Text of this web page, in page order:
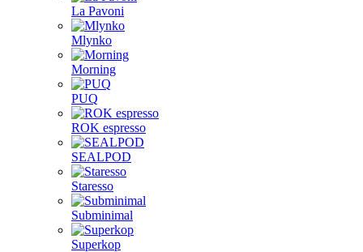
La Pavoni
Mlynko
Morning
PUQ
ROK espresso
SEALPOD
Staresso
Subminimal
Superkop